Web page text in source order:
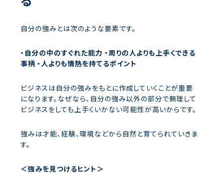
自分の強みとは次のような要素です。
・自分の中のすぐれた能力 ・周りの人よりも上手くできる
事柄 ・人よりも情熱を持てるポイント
ビジネスは自分の強みをもとに作成していくことが重要
になります。なぜなら、自分の強み以外の部分で無理して
ビジネスをしても上手くいかない可能性が高いからです。
強みは才能、経験、環境などから自然と育てられていきま
す。
＜強みを見つけるヒント＞